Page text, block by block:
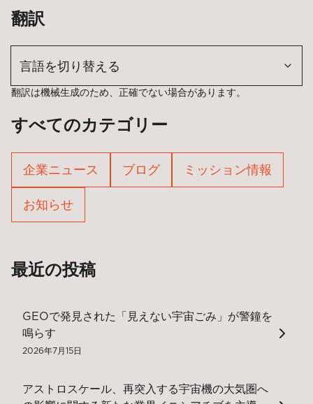
翻訳
言語を切り替える
翻訳は機械生成のため、正確でない場合があります。
すべてのカテゴリー
企業ニュース ブログ ミッション情報
お知らせ
最近の投稿
GEOで発見された「見えない宇宙ごみ」が警鐘を
鳴らす
2026年7月15日
アストロスケール、再突入する宇宙機の大気圏へ